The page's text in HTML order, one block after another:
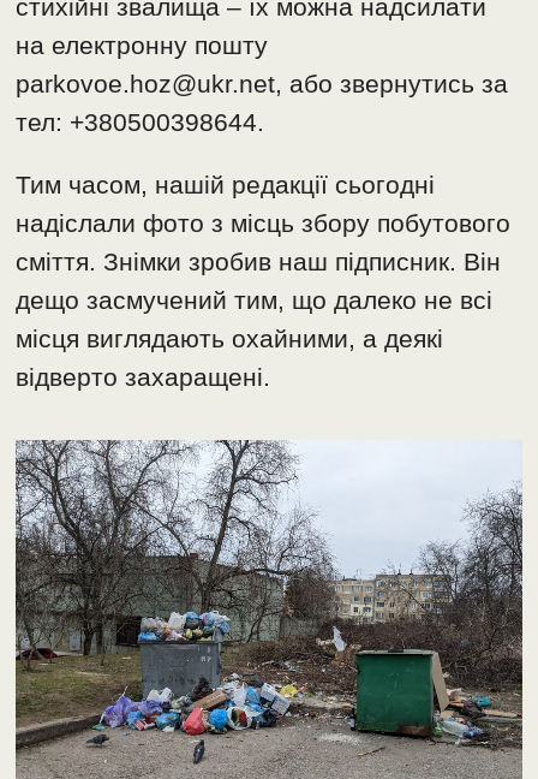
стихійні звалища – їх можна надсилати
на електронну пошту
parkovoe.hoz@ukr.net, або звернутись за
тел: +380500398644.
Тим часом, нашій редакції сьогодні
надіслали фото з місць збору побутового
сміття. Знімки зробив наш підписник. Він
дещо засмучений тим, що далеко не всі
місця виглядають охайними, а деякі
відверто захаращені.